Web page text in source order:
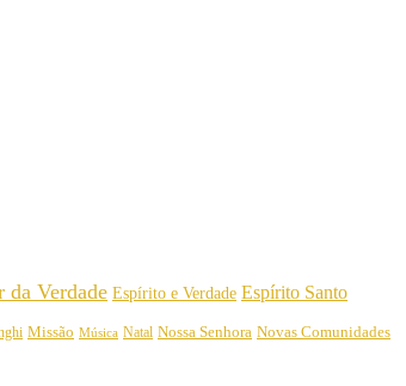
da Verdade Espírito e Verdade Espírito Santo
Missão Música Natal Nossa Senhora Novas Comunidades